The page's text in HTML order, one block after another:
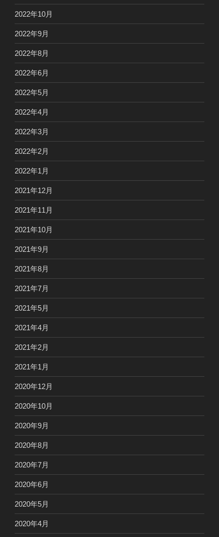
2022年10月
2022年9月
2022年8月
2022年6月
2022年5月
2022年4月
2022年3月
2022年2月
2022年1月
2021年12月
2021年11月
2021年10月
2021年9月
2021年8月
2021年7月
2021年5月
2021年4月
2021年2月
2021年1月
2020年12月
2020年10月
2020年9月
2020年8月
2020年7月
2020年6月
2020年5月
2020年4月